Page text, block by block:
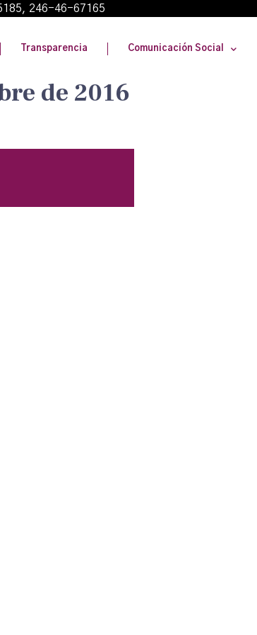
246-46-67165
Transparencia Comunicación Social
de 2016